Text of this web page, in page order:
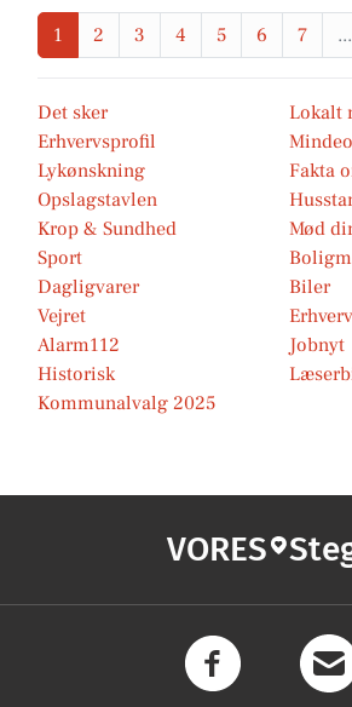
1 2 3 4 5 6 7 ...
Det sker
Lokalt
Erhvervsprofil
Lykønskning
Fakta
Opslagstavlen
Krop & Sundhed
Mød
Sport
Dagligvarer
Biler
Vejret
Erhverv
Alarm112
Jobnyt
Historisk
Kommunalvalg 2025
VORES